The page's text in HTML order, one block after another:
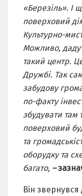
«Березіль». І
поверховий
Культурно-
Можливо,
такий центр.
Дружбі. Так
забудову
по-факту
збудувати там
поверховий
та
оборудку та
багато, –
Він звернувся